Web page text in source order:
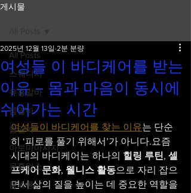
게시물
All Posts
스웨디시
유흥알바
룸알바
밤알바
아로마마사지
유흥업소
룸싸롱
여성들 이 바디케어를 받는
이유 – 몸과 마음이 동시에
쉬어가는 시간
2025년 12월 13일 2분 분량
여성들이 바디케어를 찾는 이유는 단순
히 ‘피로를 풀기 위해서’가 아니다.요즘
시대의 바디케어는 하나의 힐링 루틴, 셀
프케어 문화, 웰니스 활동으로 자리 잡으
면서 삶의 질을 높이는 데 중요한 역할을